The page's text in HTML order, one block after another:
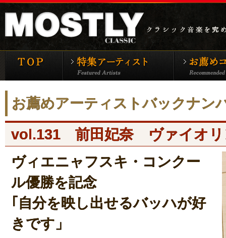
モーストリー・クラシックTOP 特集アーティ
お薦めアーティストバックナン
vol.131 前田妃奈 ヴァイオリ
ヴィエニャフスキ・コンクー
ル優勝を記念
｢自分を映し出せるバッハが好
きです」